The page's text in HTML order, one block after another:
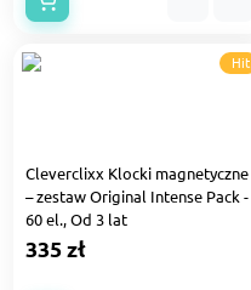
Hit
Cleverclixx Klocki magnetyczne
– zestaw Original Intense Pack -
60 el., Od 3 lat
335 zł